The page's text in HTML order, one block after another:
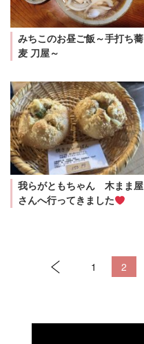
みちこのお昼ご飯～手打ち蕎
麦 刀屋～
我らがともちゃん 木まま屋
さんへ行ってきました
1 2